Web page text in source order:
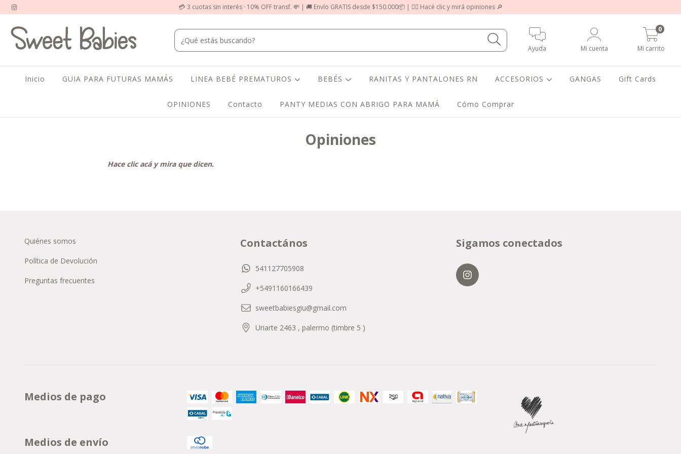
💳 3 cuotas sin interés · 10% OFF transf. 💸 | 🚚 Envío GRATIS desde $150.000📦 | 👉🏻 Hacé clic y mirá opiniones 🔎
Ayuda Mi cuenta Mi carrito
0
Inicio GUIA PARA FUTURAS MAMÁS LINEA BEBÉ PREMATUROS BEBÉS RANITAS Y PANTALONES RN ACCESORIOS GANGAS Gift Cards
OPINIONES Contacto PANTY MEDIAS CON ABRIGO PARA MAMÁ Cómo Comprar
Opiniones
Hace clic acá y mira que dicen.
Quiénes somos
Política de Devolución
Preguntas frecuentes
Contactános
541127705908
+5491160166439
sweetbabiesgiu@gmail.com
Uriarte 2463 , palermo (timbre 5 )
Sigamos conectados
Medios de pago
Medios de envío